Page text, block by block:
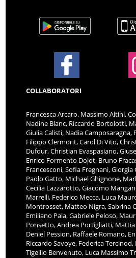
COLLABORATORI
Francesca Arcaro, Massimo Altini,
Nadine Blanc, Riccardo Bortolotti,
Giulia Calisti, Nadia Camposaragna,
Filippo Clermont, Carol Di Vito,
Dufour, Christian Evaspasiano,
Enrico Formento Dojot, Bruno
Francesconi, Sofia Fregnani, Giorgia
Paolo Gatto, Michael Ghignone,
Cecilia Lazzarotto, Giacomo
Marrelli, Federico Mecca, Luca
Montrosset, Matteo Nigra, Sabrina
Emiliano Pala, Gabriele Peloso,
Ponsetto, Andrea Portigliatti,
Deniel Pession, Raffaele Romano,
Riccardo Savoye, Federica Tercinod,
Tigellio Benvenuto, Luca Massimo